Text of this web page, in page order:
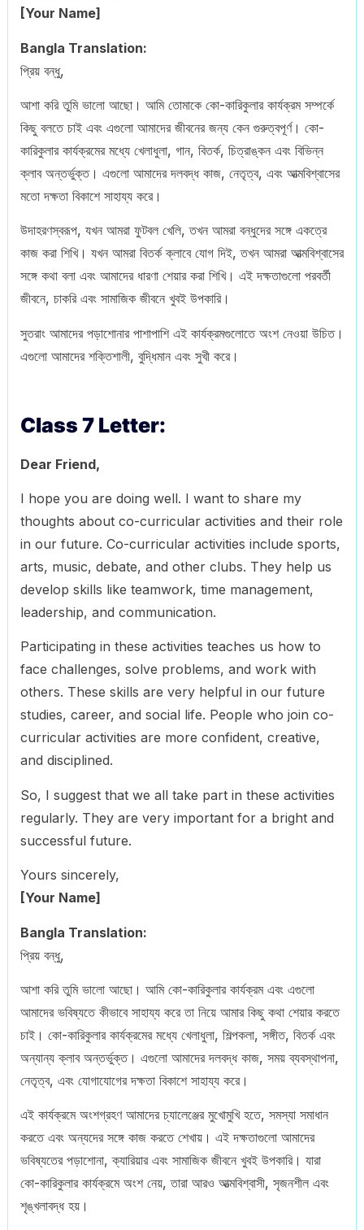
[Your Name]
Bangla Translation:
প্রিয় বন্ধু,
আশা করি তুমি ভালো আছো। আমি তোমাকে কো-কারিকুলার কার্যক্রম সম্পর্কে
কিছু বলতে চাই এবং এগুলো আমাদের জীবনের জন্য কেন গুরুত্বপূর্ণ। কো-
কারিকুলার কার্যক্রমের মধ্যে খেলাধুলা, গান, বিতর্ক, চিত্রাঙ্কন এবং বিভিন্ন
ক্লাব অন্তর্ভুক্ত। এগুলো আমাদের দলবদ্ধ কাজ, নেতৃত্ব, এবং আত্মবিশ্বাসের
মতো দক্ষতা বিকাশে সাহায্য করে।
উদাহরণস্বরূপ, যখন আমরা ফুটবল খেলি, তখন আমরা বন্ধুদের সঙ্গে একত্রে
কাজ করা শিখি। যখন আমরা বিতর্ক ক্লাবে যোগ দিই, তখন আমরা আত্মবিশ্বাসের
সঙ্গে কথা বলা এবং আমাদের ধারণা শেয়ার করা শিখি। এই দক্ষতাগুলো পরবর্তী
জীবনে, চাকরি এবং সামাজিক জীবনে খুবই উপকারি।
সুতরাং আমাদের পড়াশোনার পাশাপাশি এই কার্যক্রমগুলোতে অংশ নেওয়া উচিত।
এগুলো আমাদের শক্তিশালী, বুদ্ধিমান এবং সুখী করে।
Class 7 Letter:
Dear Friend,
I hope you are doing well. I want to share my
thoughts about co-curricular activities and their role
in our future. Co-curricular activities include sports,
arts, music, debate, and other clubs. They help us
develop skills like teamwork, time management,
leadership, and communication.
Participating in these activities teaches us how to
face challenges, solve problems, and work with
others. These skills are very helpful in our future
studies, career, and social life. People who join co-
curricular activities are more confident, creative,
and disciplined.
So, I suggest that we all take part in these activities
regularly. They are very important for a bright and
successful future.
Yours sincerely,
[Your Name]
Bangla Translation:
প্রিয় বন্ধু,
আশা করি তুমি ভালো আছো। আমি কো-কারিকুলার কার্যক্রম এবং এগুলো
আমাদের ভবিষ্যতে কীভাবে সাহায্য করে তা নিয়ে আমার কিছু কথা শেয়ার করতে
চাই। কো-কারিকুলার কার্যক্রমের মধ্যে খেলাধুলা, শিল্পকলা, সঙ্গীত, বিতর্ক এবং
অন্যান্য ক্লাব অন্তর্ভুক্ত। এগুলো আমাদের দলবদ্ধ কাজ, সময় ব্যবস্থাপনা,
নেতৃত্ব, এবং যোগাযোগের দক্ষতা বিকাশে সাহায্য করে।
এই কার্যক্রমে অংশগ্রহণ আমাদের চ্যালেঞ্জের মুখোমুখি হতে, সমস্যা সমাধান
করতে এবং অন্যদের সঙ্গে কাজ করতে শেখায়। এই দক্ষতাগুলো আমাদের
ভবিষ্যতের পড়াশোনা, ক্যারিয়ার এবং সামাজিক জীবনে খুবই উপকারি। যারা
কো-কারিকুলার কার্যক্রমে অংশ নেয়, তারা আরও আত্মবিশ্বাসী, সৃজনশীল এবং
শৃঙ্খলাবদ্ধ হয়।